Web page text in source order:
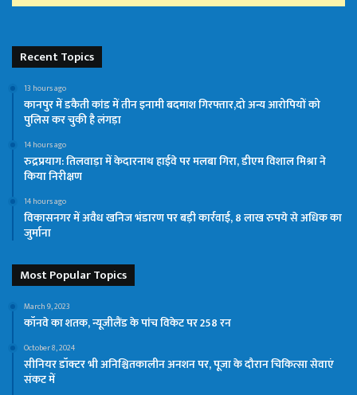
Recent Topics
13 hours ago
कानपुर में डकैती कांड में तीन इनामी बदमाश गिरफ्तार,दो अन्य आरोपियों को
पुलिस कर चुकी है लंगड़ा
14 hours ago
रुद्रप्रयाग: तिलवाड़ा में केदारनाथ हाईवे पर मलबा गिरा, डीएम विशाल मिश्रा ने
किया निरीक्षण
14 hours ago
विकासनगर में अवैध खनिज भंडारण पर बड़ी कार्रवाई, 8 लाख रुपये से अधिक का
जुर्माना
Most Popular Topics
March 9, 2023
कॉनवे का शतक, न्यूजीलैंड के पांच विकेट पर 258 रन
October 8, 2024
सीनियर डॉक्टर भी अनिश्चितकालीन अनशन पर, पूजा के दौरान चिकित्सा सेवाएं
संकट में